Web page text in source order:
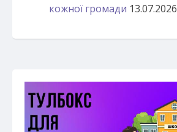
кожної громади 13.07.2026